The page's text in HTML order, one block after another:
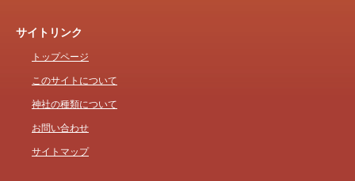
サイトリンク
トップページ
このサイトについて
神社の種類について
お問い合わせ
サイトマップ